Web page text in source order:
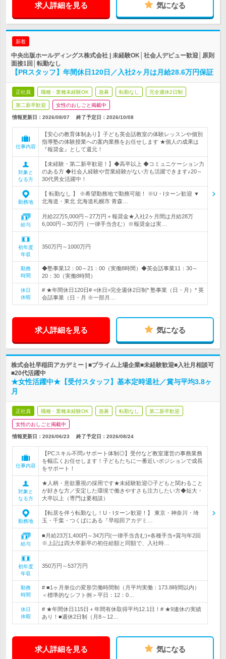
求人詳細を見る 気になる
新着
中央出版ホールディングス株式会社 | 未経験OK│社会人デビュー歓迎│原則
面接1回│転勤なし
【PRスタッフ】年間休日120日／入社2ヶ月は月給28.6万円保証
正社員 職種・業種未経験OK 急募 転勤なし 完全週休2日制
第二新卒歓迎 女性のおしごと掲載中
情報更新日：2026/08/07 終了予定日： 2026/10/08
仕事内容
【安心の教育体制あり】子ども英会話教室の体験レッスンや個別
指導塾の体験授業への案内業務をお任せします ★個人の成果は
『報奨金』として還元！
対象と
なる方
【未経験・第二新卒歓迎！】◆高卒以上 ◆コミュニケーション力
のある方 ◆社会人経験や営業経験がない方も活躍できます♪20～
30代男女活躍中！
勤務地
【 転勤なし 】 ※希望勤務地で勤務可能！ ※U・Iターン歓迎 ▼
北海道・東北 北海道札幌市 青森…
給与
月給22万5,000円～27万円＋報奨金★入社2ヶ月間は月給28万
6,000円～30万円（一律手当含む）※報奨金は実…
初年度
年収
350万円～1000万円
勤務
時間
◆塾事業12：00～21：00（実働8時間）◆英会話事業11：30～
20：30（実働8時間）
休日
休暇
# ★年間休日120日# <休日>完全週休2日制* 塾事業（日・月）* 英
会話事業（日・月 ※一部月…
求人詳細を見る 気になる
株式会社早稲田アカデミー | ■プライム上場企業■未経験歓迎■入社月相談可
■20代活躍中
★女性活躍中★【受付スタッフ】基本定時退社／賞与平均3.8ヶ
月
正社員 職種・業種未経験OK 急募 転勤なし 第二新卒歓迎
女性のおしごと掲載中
情報更新日：2026/06/23 終了予定日： 2026/08/24
仕事内容
【PCスキル不問♪サポート体制◎】受付など教室運営の事務業務
を幅広くお任せします！子どもたちに一番近いポジションで成長
をサポート！
対象と
なる方
★人柄・意欲重視の採用です★未経験歓迎◎子どもと関わること
が好きな方／安定した環境で働きやすさも注力したい方◆短大・
大卒以上（専門は要相談）
勤務地
【転居を伴う転勤なし！U・Iターン歓迎！】 東京・神奈川・埼
玉・千葉・つくばにある『早稲田アカデミ…
給与
■月給23万1,400円～34万円(一律手当含む)+各種手当+賞与年2回
※上記は四大卒新卒の初任給額と同額で、入社時…
初年度
年収
350万円～537万円
勤務
時間
# ■1ヶ月単位の変形労働時間制（月平均実働：173.8時間以内）
＜標準的なシフト例＞平日：12：0…
休日
休暇
# ★年間休日115日＋年間有休取得平均12.1日！# ★9連休の実績
あり！■週休2日制（月8～12…
求人詳細を見る 気になる